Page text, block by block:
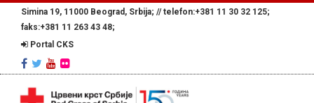
Simina 19, 11000 Beograd, Srbija; // telefon:+381 11 30 32 125;
faks:+381 11 263 43 48;
Portal CKS